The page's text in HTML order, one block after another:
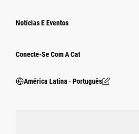
Notícias E Eventos
Conecte-Se Com A Cat
América Latina ‧ Português